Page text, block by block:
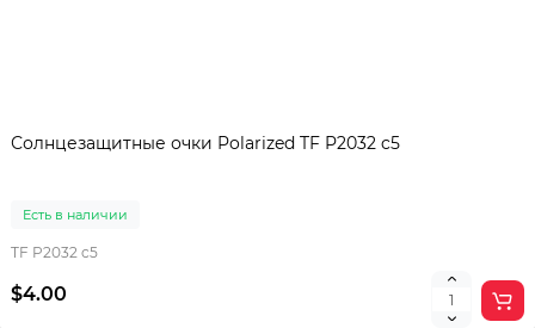
Солнцезащитные очки Polarized TF P2032 c5
Есть в наличии
TF P2032 c5
$4.00